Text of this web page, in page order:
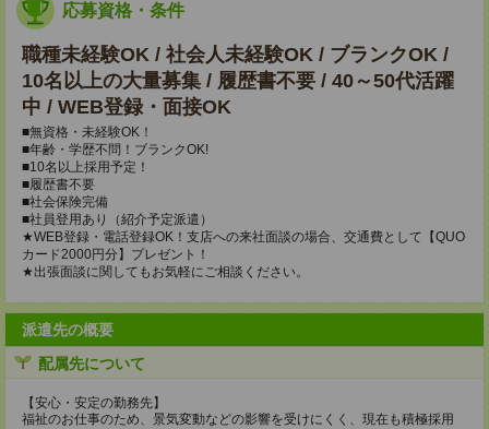
応募資格・条件
職種未経験OK / 社会人未経験OK / ブランクOK /
10名以上の大量募集 / 履歴書不要 / 40～50代活躍
中 / WEB登録・面接OK
■無資格・未経験OK！
■年齢・学歴不問！ブランクOK!
■10名以上採用予定！
■履歴書不要
■社会保険完備
■社員登用あり（紹介予定派遣）
★WEB登録・電話登録OK！支店への来社面談の場合、交通費として【QUO
カード2000円分】プレゼント！
★出張面談に関してもお気軽にご相談ください。
派遣先の概要
配属先について
【安心・安定の勤務先】
福祉のお仕事のため、景気変動などの影響を受けにくく、現在も積極採用